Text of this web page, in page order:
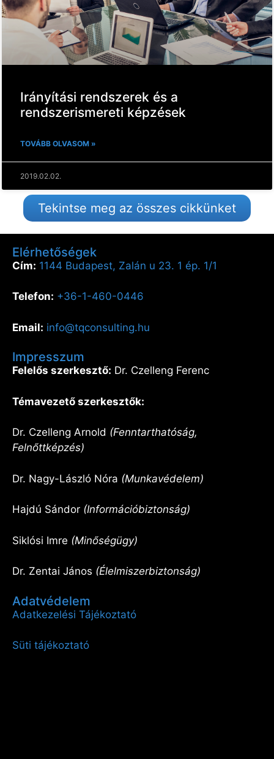
Irányítási rendszerek és a
rendszerismereti képzések
TOVÁBB OLVASOM »
2019.02.02.
Tekintse meg az összes cikkünket
Elérhetőségek
Cím: 1144 Budapest, Zalán u 23. 1 ép. 1/1
Telefon: +36-1-460-0446
Email: info@tqconsulting.hu
Impresszum
Felelős szerkesztő: Dr. Czelleng Ferenc
Témavezető szerkesztők:
Dr. Czelleng Arnold (Fenntarthatóság,
Felnőttképzés)
Dr. Nagy-László Nóra (Munkavédelem)
Hajdú Sándor (Információbiztonság)
Siklósi Imre (Minőségügy)
Dr. Zentai János (Élelmiszerbiztonság)
Adatvédelem
Adatkezelési Tájékoztató
Süti tájékoztató